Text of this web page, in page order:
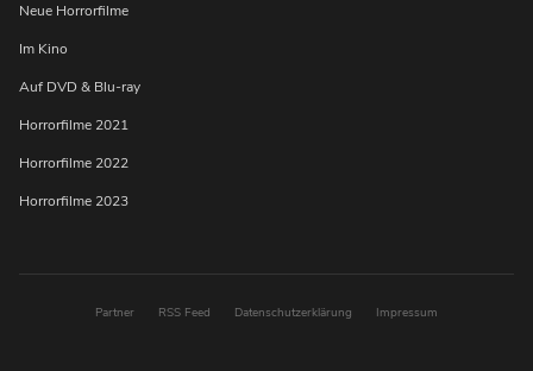
Neue Horrorfilme
Im Kino
Auf DVD & Blu-ray
Horrorfilme 2021
Horrorfilme 2022
Horrorfilme 2023
Partner RSS Feed Datenschutzerklärung Impressum